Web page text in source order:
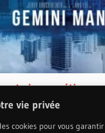
vie privée
cookies pour vous